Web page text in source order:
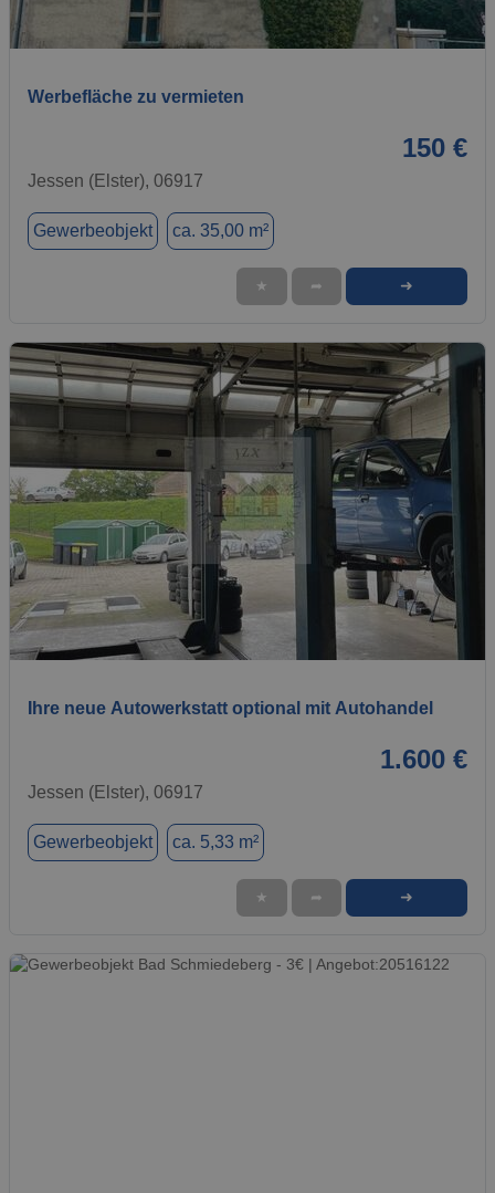
1 / 2
Werbefläche zu vermieten
150 €
Jessen (Elster), 06917
Gewerbeobjekt ca. 35,00 m²
★ ➦ ➜
Ihre neue Autowerkstatt optional mit Autohandel
1.600 €
Jessen (Elster), 06917
Gewerbeobjekt ca. 5,33 m²
★ ➦ ➜